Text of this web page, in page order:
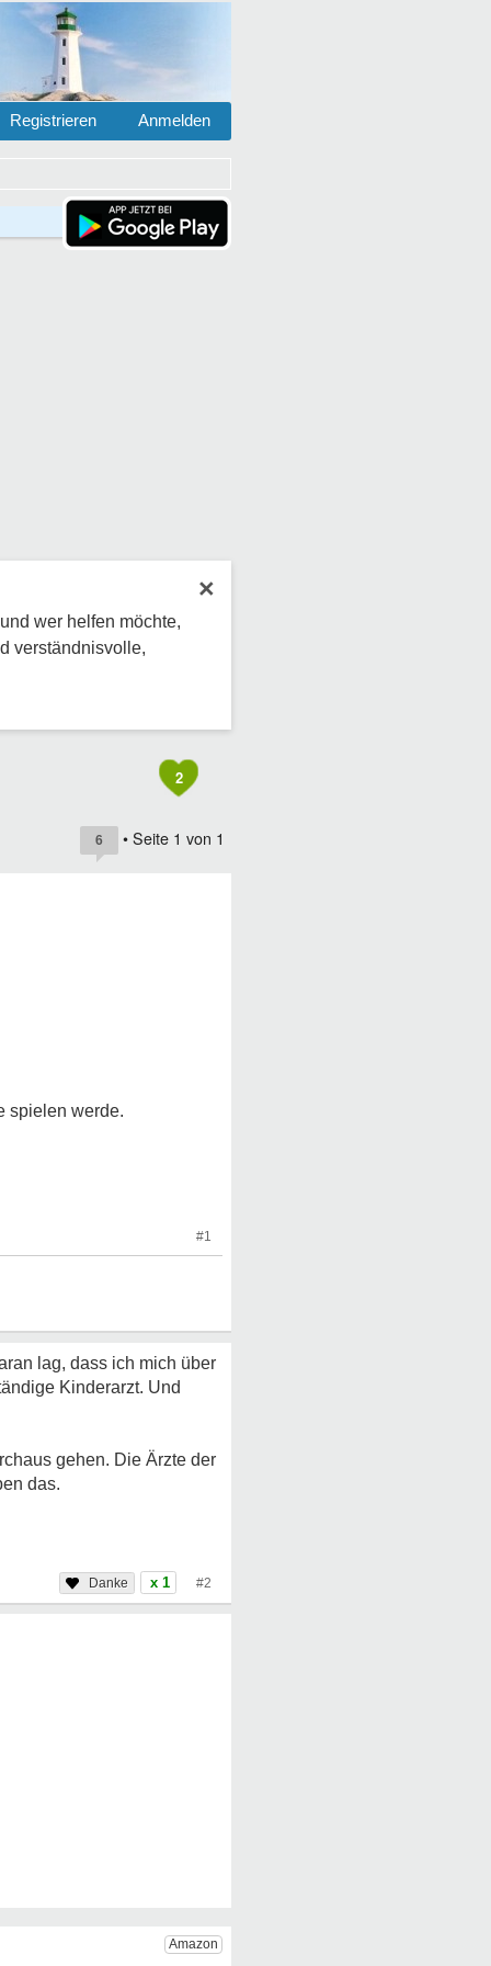
Anmelden
Registrieren
×
wer helfen möchte,
verständnisvolle,
2
6 • Seite 1 von 1
spielen werde.
#1
lag, dass ich mich über
Kinderarzt. Und
gehen. Die Ärzte der
das.
x 1 #2